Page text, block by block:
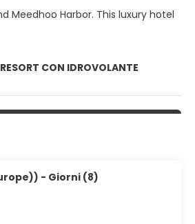
CON IDROVOLANTE
Meedhoo Harbor. This luxury hotel
- Giorni (8)